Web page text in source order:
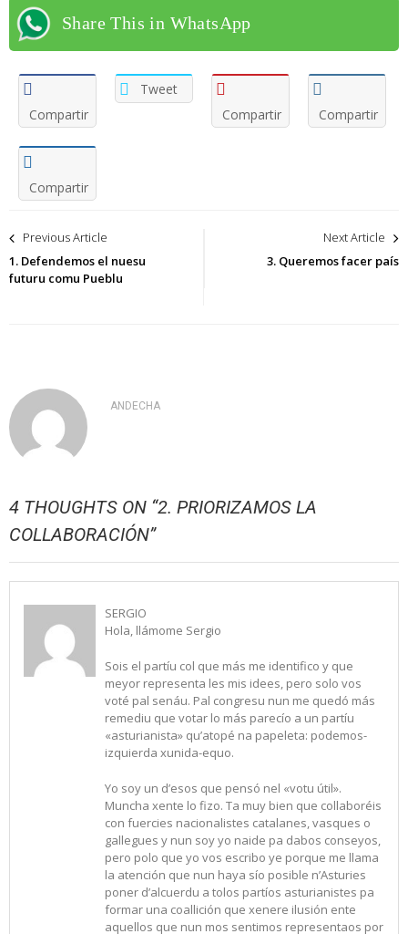
Share This in WhatsApp
Compartir
Tweet
Compartir
Compartir
Compartir
Navegación
de
Previous Article
1. Defendemos el nuesu
futuru comu Pueblu
Next Article
3. Queremos facer país
ANDECHA
4 THOUGHTS ON “2. PRIORIZAMOS LA
COLLABORACIÓN”
SERGIO
Hola, llámome Sergio
Sois el partíu col que más me identifico y que
meyor representa les mis idees, pero solo vos
voté pal senáu. Pal congresu nun me quedó más
remediu que votar lo más parecío a un partíu
«asturianista» qu’atopé na papeleta: podemos-
izquierda xunida-equo.
Yo soy un d’esos que pensó nel «votu útil».
Muncha xente lo fizo. Ta muy bien que collaboréis
con fuercies nacionalistes catalanes, vasques o
gallegues y nun soy yo naide pa dabos conseyos,
pero polo que yo vos escribo ye porque me llama
la atención que nun haya sío posible n’Asturies
poner d’alcuerdu a tolos partíos asturianistes pa
formar una coallición que xenere ilusión ente
aquellos que nun mos sentimos representaos por